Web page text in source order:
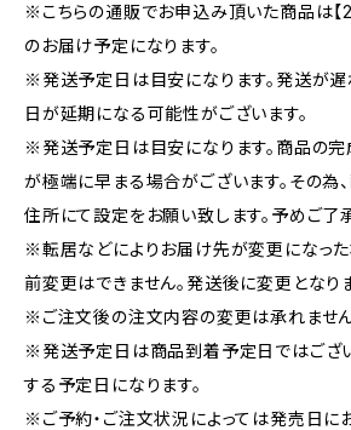
※こちらの通販でお申込み頂いた商品は
のお届け予定になります。
※発送予定日は目安になります。発送が
日が延期になる可能性がございます。
※発送予定日は目安になります。商品の完
が極端に早まる場合がございます。その為
住所にて設定をお願い致します。予めご了
※転居などによりお届け先が変更になっ
前変更はできません。発送後に変更となりま
※ご注文後の注文内容の変更は承れません
※発送予定日は商品到着予定日ではござ
する予定日になります。
※ご予約・ご注文状況によっては発売日に